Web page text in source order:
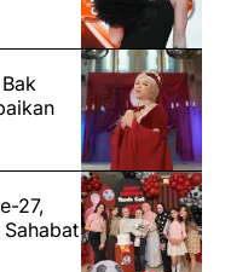
27,